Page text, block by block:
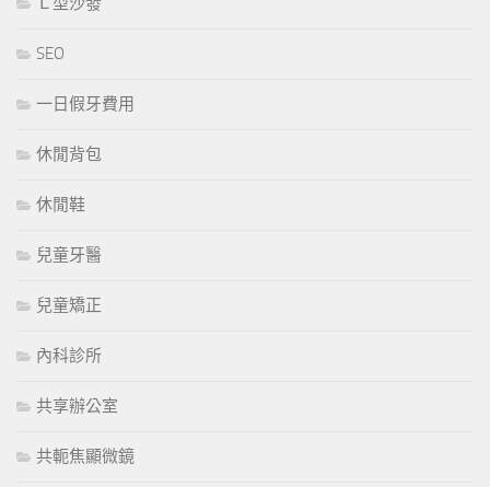
SEO
一日假牙費用
休閒背包
休閒鞋
兒童牙醫
兒童矯正
內科診所
共享辦公室
共軛焦顯微鏡